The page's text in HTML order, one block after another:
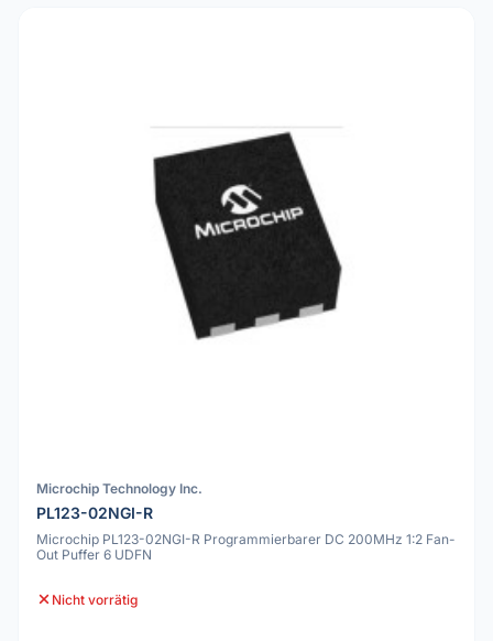
Microchip Technology Inc.
PL123-02NGI-R
Microchip PL123-02NGI-R Programmierbarer DC 200MHz 1:2 Fan-
Out Puffer 6 UDFN
Nicht vorrätig